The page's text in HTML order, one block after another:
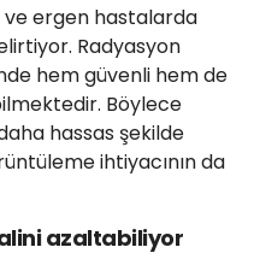
ergen hastalarda
Radyasyon
hem güvenli hem de
Böylece
hassas şekilde
ihtiyacının da
azaltabiliyor